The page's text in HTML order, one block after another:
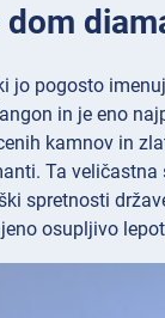
jo pogosto
in je eno
kamnov in
Ta
spretnosti
osupljivo